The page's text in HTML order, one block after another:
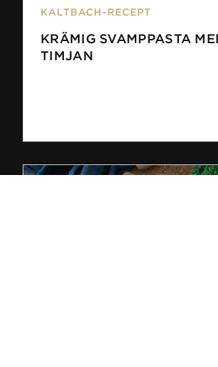
KALTBACH-RECEPT
KRÄMIG SVAMPPASTA
TIMJAN